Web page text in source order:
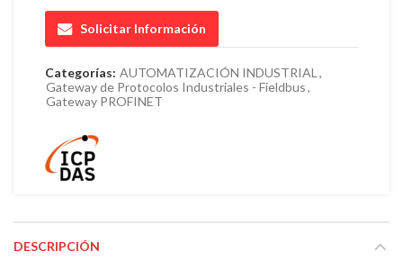
Solicitar Información
Categorías: AUTOMATIZACIÓN INDUSTRIAL ,
Gateway de Protocolos Industriales - Fieldbus,
Gateway PROFINET
DESCRIPCIÓN